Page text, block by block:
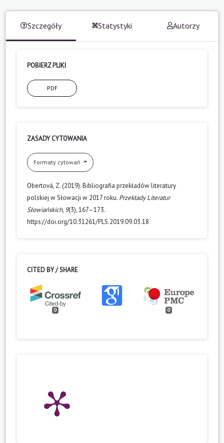
Szczegóły Statystyki Autorzy
POBIERZ PLIKI
PDF
ZASADY CYTOWANIA
Formaty cytowań
Obertová, Z. (2019). Bibliografia przekładów literatury
polskiej w Słowacji w 2017 roku. Przekłady Literatur
Słowiańskich, 9(3), 167–173.
https://doi.org/10.31261/PLS.2019.09.03.18
CITED BY / SHARE
0 0